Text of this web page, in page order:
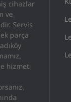
cihazlar
ve
Servis
parça
hizmet